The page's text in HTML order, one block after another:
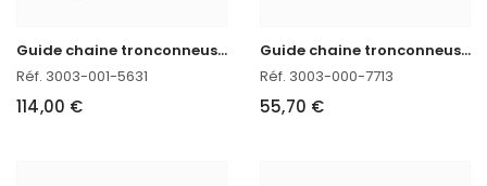
G
uide chaine tronconneuse 63 CM Stihl 3003-001-5631
Réf. 3003-001-5631
114,00 €
G
uide chaine tronconneuse 40 CM Stihl 3003-000-7713
Réf. 3003-000-7713
55,70 €